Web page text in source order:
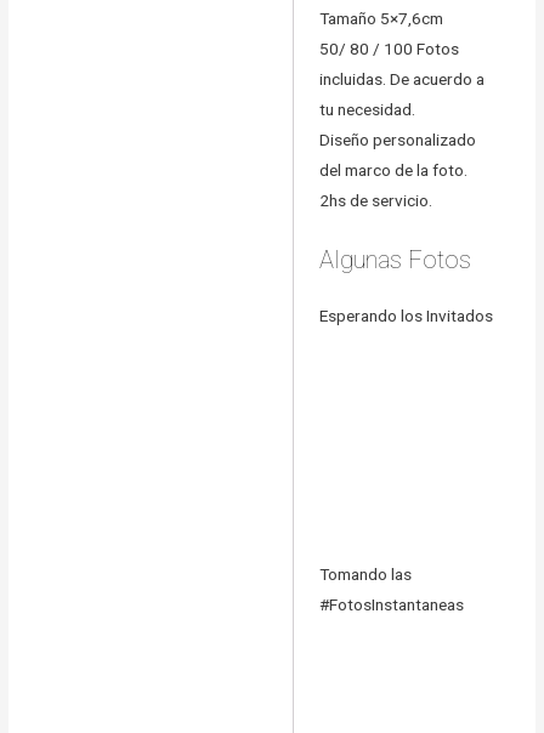
Tamaño 5×7,6cm
50/ 80 / 100 Fotos
incluidas. De acuerdo a
tu necesidad.
Diseño personalizado
del marco de la foto.
2hs de servicio.
Algunas Fotos
Esperando los Invitados
Tomando las
#FotosInstantaneas